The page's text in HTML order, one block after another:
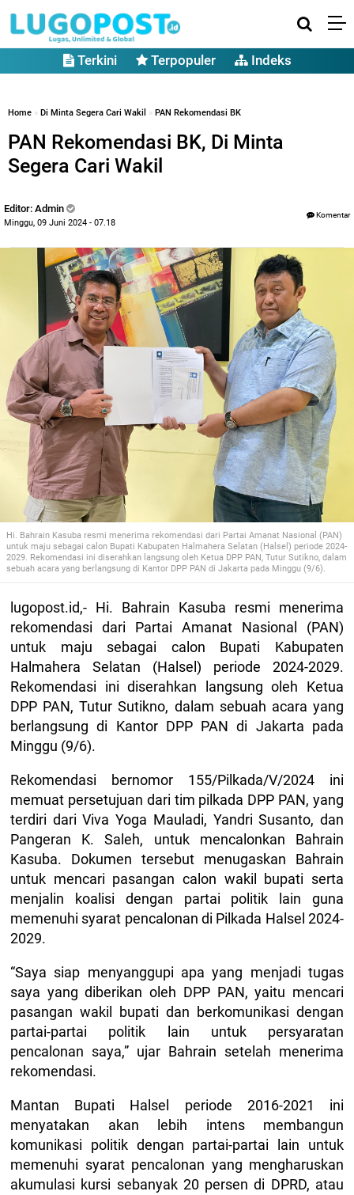
Terkini Terpopuler Indeks
Home » Di Minta Segera Cari Wakil » PAN Rekomendasi BK
PAN Rekomendasi BK, Di Minta
Segera Cari Wakil
Editor: Admin
Minggu, 09 Juni 2024 - 07.18
Komentar
Hi. Bahrain Kasuba resmi menerima rekomendasi dari Partai Amanat Nasional (PAN)
untuk maju sebagai calon Bupati Kabupaten Halmahera Selatan (Halsel) periode 2024-
2029. Rekomendasi ini diserahkan langsung oleh Ketua DPP PAN, Tutur Sutikno, dalam
sebuah acara yang berlangsung di Kantor DPP PAN di Jakarta pada Minggu (9/6).
lugopost.id,- Hi. Bahrain Kasuba resmi menerima
rekomendasi dari Partai Amanat Nasional (PAN)
untuk maju sebagai calon Bupati Kabupaten
Halmahera Selatan (Halsel) periode 2024-2029.
Rekomendasi ini diserahkan langsung oleh Ketua
DPP PAN, Tutur Sutikno, dalam sebuah acara yang
berlangsung di Kantor DPP PAN di Jakarta pada
Minggu (9/6).
Rekomendasi bernomor 155/Pilkada/V/2024 ini
memuat persetujuan dari tim pilkada DPP PAN, yang
terdiri dari Viva Yoga Mauladi, Yandri Susanto, dan
Pangeran K. Saleh, untuk mencalonkan Bahrain
Kasuba. Dokumen tersebut menugaskan Bahrain
untuk mencari pasangan calon wakil bupati serta
menjalin koalisi dengan partai politik lain guna
memenuhi syarat pencalonan di Pilkada Halsel 2024-
2029.
“Saya siap menyanggupi apa yang menjadi tugas
saya yang diberikan oleh DPP PAN, yaitu mencari
pasangan wakil bupati dan berkomunikasi dengan
partai-partai politik lain untuk persyaratan
pencalonan saya,” ujar Bahrain setelah menerima
rekomendasi.
Mantan Bupati Halsel periode 2016-2021 ini
menyatakan akan lebih intens membangun
komunikasi politik dengan partai-partai lain untuk
memenuhi syarat pencalonan yang mengharuskan
akumulasi kursi sebanyak 20 persen di DPRD, atau